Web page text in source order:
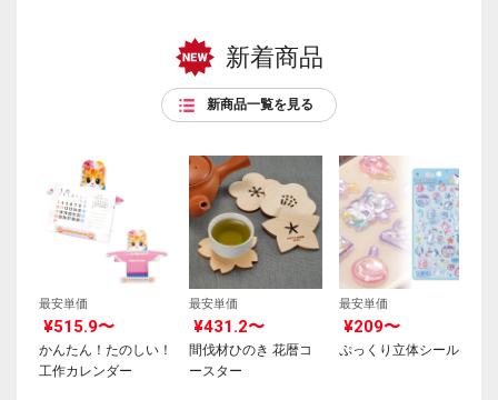
新着商品
新商品一覧を見る
最安単価
¥515.9〜
かんたん！たのしい！
工作カレンダー
最安単価
¥431.2〜
間伐材ひのき 花暦コ
ースター
最安単価
¥209〜
ぷっくり立体シール